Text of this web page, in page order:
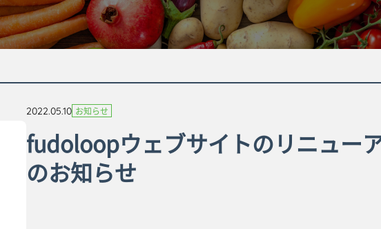
2022.05.10 お知らせ
fudoloopウェブサイトのリニュー
のお知らせ